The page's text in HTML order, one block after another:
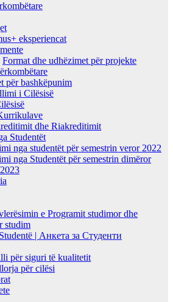
eksperiencat
Format dhe udhëzimet për projekte
për bashkëpunim
i Cilësisë
dhe Riakreditimit
Studentët
nga studentët për semestrin veror 2022
nga Studentët për semestrin dimëror
e Programit studimor dhe
studim
| Анкета за Студенти
për siguri të kualitetit
për cilësi